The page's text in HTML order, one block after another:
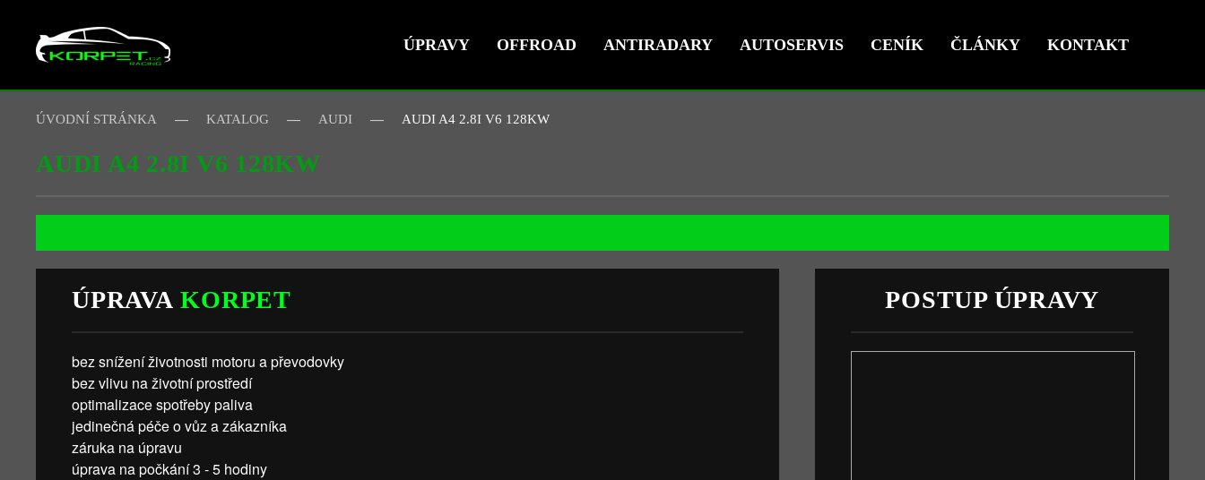
Skip to main content ÚPRAVY OFFROAD ANTIRADARY AUTOSERVIS CENÍK ČLÁNKY KONTAKT
ÚVODNÍ STRÁNKA KATALOG AUDI AUDI A4 2.8I V6 128KW
AUDI A4 2.8I V6 128KW
ÚPRAVAKORPET
bez snížení životnosti motoru a převodovky
bez vlivu na životní prostředí
optimalizace spotřeby paliva
jedinečná péče o vůz a zákazníka
záruka na úpravu
úprava na počkání 3 - 5 hodiny
POSTUP ÚPRAVY